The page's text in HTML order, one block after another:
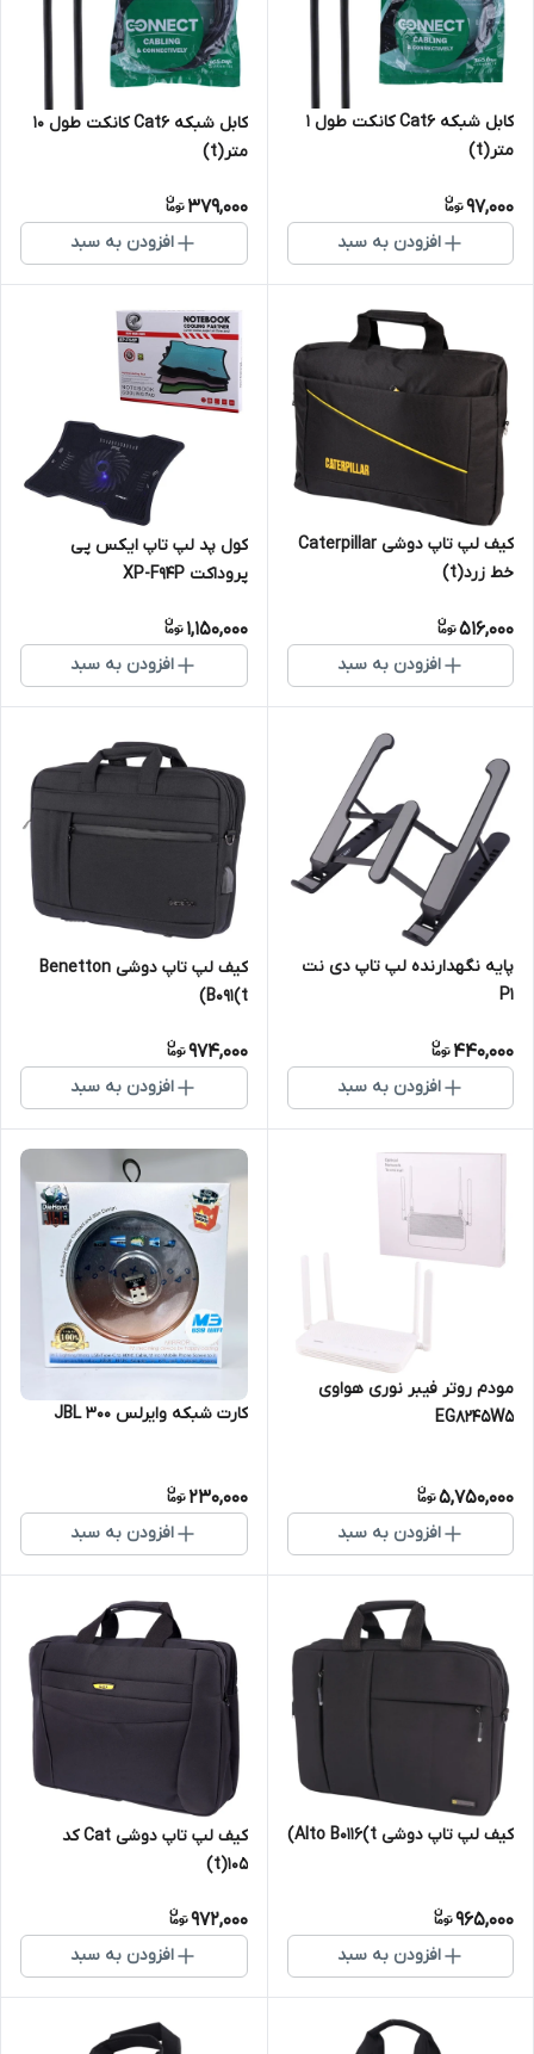
کابل شبکه Cat6 کانکت طول 1
متر(t)
97,000
افزودن به سبد
کابل شبکه Cat6 کانکت طول 10
متر(t)
379,000
افزودن به سبد
کیف لپ تاپ دوشی Caterpillar
خط زرد(t)
516,000
افزودن به سبد
کول پد لپ تاپ ایکس پی
پروداکت XP-F94P
1,150,000
افزودن به سبد
پایه نگهدارنده لپ تاپ دی نت
P1
440,000
افزودن به سبد
کیف لپ تاپ دوشی Benetton
B091(t)
974,000
افزودن به سبد
مودم روتر فیبر نوری هواوی
EG8245W5
5,750,000
افزودن به سبد
کارت شبکه وایرلس JBL 300
230,000
افزودن به سبد
کیف لپ تاپ دوشی Alto B0116(t)
965,000
افزودن به سبد
کیف لپ تاپ دوشی Cat کد
105(t)
972,000
افزودن به سبد